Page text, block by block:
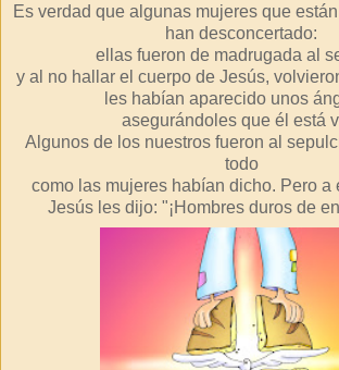
Es verdad que algunas mujeres que
han desconcertado:
ellas fueron de madrugada al
y al no hallar el cuerpo de Jesús,
les habían aparecido unos
asegurándoles que él está
Algunos de los nuestros fueron al
todo
como las mujeres habían dicho. Pero a
Jesús les dijo: "¡Hombres duros de